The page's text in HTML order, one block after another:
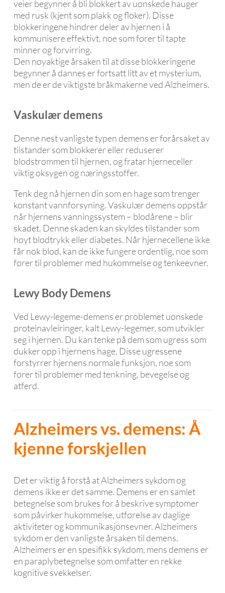
veier begynner å bli blokkert av uønskede hauger
med rusk (kjent som plakk og floker). Disse
blokkeringene hindrer deler av hjernen i å
kommunisere effektivt, noe som fører til tapte
minner og forvirring.
Den nøyaktige årsaken til at disse blokkeringene
begynner å dannes er fortsatt litt av et mysterium,
men de er de viktigste bråkmakerne ved Alzheimers.
Vaskulær demens
Denne nest vanligste typen demens er forårsaket av
tilstander som blokkerer eller reduserer
blodstrømmen til hjernen, og fratar hjerneceller
viktig oksygen og næringsstoffer.
Tenk deg nå hjernen din som en hage som trenger
konstant vannforsyning. Vaskulær demens oppstår
når hjernens vanningssystem – blodårene – blir
skadet. Denne skaden kan skyldes tilstander som
høyt blodtrykk eller diabetes. Når hjernecellene ikke
får nok blod, kan de ikke fungere ordentlig, noe som
fører til problemer med hukommelse og tenkeevner.
Lewy Body Demens
Ved Lewy-legeme-demens er problemet uønskede
proteinavleiringer, kalt Lewy-legemer, som utvikler
seg i hjernen. Du kan tenke på dem som ugress som
dukker opp i hjernens hage. Disse ugressene
forstyrrer hjernens normale funksjon, noe som
fører til problemer med tenkning, bevegelse og
atferd.
Alzheimers vs. demens: Å
kjenne forskjellen
Det er viktig å forstå at Alzheimers sykdom og
demens ikke er det samme. Demens er en samlet
betegnelse som brukes for å beskrive symptomer
som påvirker hukommelse, utførelse av daglige
aktiviteter og kommunikasjonsevner. Alzheimers
sykdom er den vanligste årsaken til demens.
Alzheimers er en spesifikk sykdom, mens demens er
en paraplybetegnelse som omfatter en rekke
kognitive svekkelser.